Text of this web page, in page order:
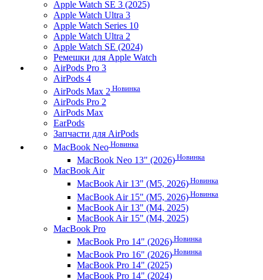
Apple Watch SE 3 (2025)
Apple Watch Ultra 3
Apple Watch Series 10
Apple Watch Ultra 2
Apple Watch SE (2024)
Ремешки для Apple Watch
AirPods Pro 3
AirPods 4
AirPods Max 2 Новинка
AirPods Pro 2
AirPods Max
EarPods
Запчасти для AirPods
MacBook Neo Новинка
MacBook Neo 13" (2026) Новинка
MacBook Air
MacBook Air 13" (M5, 2026) Новинка
MacBook Air 15" (M5, 2026) Новинка
MacBook Air 13" (M4, 2025)
MacBook Air 15" (M4, 2025)
MacBook Pro
MacBook Pro 14" (2026) Новинка
MacBook Pro 16" (2026) Новинка
MacBook Pro 14" (2025)
MacBook Pro 14" (2024)